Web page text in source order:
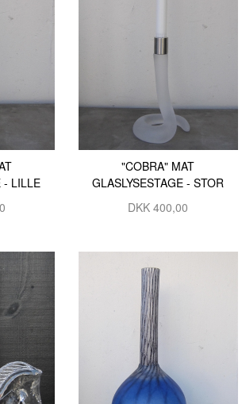
- LILLE
"COBRA" MAT
GLASLYSESTAGE - STOR
DKK 400,00